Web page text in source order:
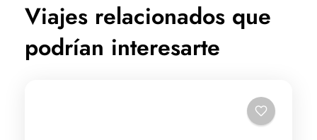
Viajes relacionados que
podrían interesarte